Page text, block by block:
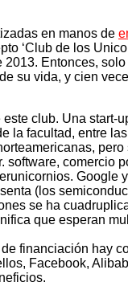
en manos de
‘Club de los
Entonces,
su vida, y cien
club. Una start-
la facultad, entre
software, comercio
Google
(los
se ha
que esperan
financiación hay
Facebook,